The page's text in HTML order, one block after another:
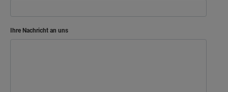
Ihre Nachricht an uns